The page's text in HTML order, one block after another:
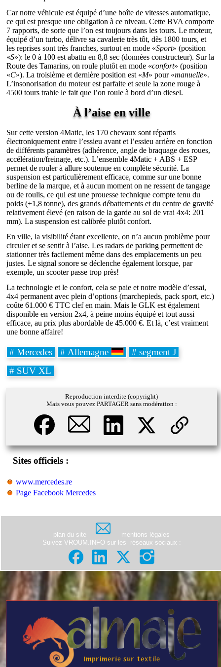
Car notre véhicule est équipé d’une boîte de vitesses automatique,
ce qui est presque une obligation à ce niveau. Cette BVA comporte
7 rapports, de sorte que l’on est toujours dans les tours. Le moteur,
équipé d’un turbo, délivre sa cavalerie très tôt, dès 1800 tours, et
les reprises sont très franches, surtout en mode «Sport» (position
«S»): le 0 à 100 est abattu en 8,8 sec (données constructeur). Sur la
Route des Tamarins, on roule plutôt en mode «confort» (position
«C»). La troisième et dernière position est «M» pour «manuelle».
L’insonorisation du moteur est parfaite et seule la zone rouge à
4500 tours trahie le fait que l’on roule à bord d’un diesel.
À l’aise en ville
Sur cette version 4Matic, les 170 chevaux sont répartis
électroniquement entre l’essieu avant et l’essieu arrière en fonction
de différents paramètres (adhérence, angle de braquage des roues,
accélération/freinage, etc.). L’ensemble 4Matic + ABS + ESP
permet de rouler à allure soutenue en complète sécurité. La
suspension est particulièrement efficace, comme sur une bonne
berline de la marque, et à aucun moment on ne ressent de tangage
ou de roulis, ce qui est une prouesse technique compte tenu du
poids (+1,8 tonne), des grands débattements et du centre de gravité
relativement élevé (en raison de la garde au sol de vrai 4x4: 201
mm). La suspension est calibrée plutôt confort.
En ville, la visibilité étant excellente, on n’a aucun problème pour
circuler et se sentir à l’aise. Les radars de parking permettent de
stationner très facilement même dans des emplacements un peu
justes. Le signal sonore se déclenche également lorsque, par
exemple, un scooter passe trop près!
La technologie et le confort, cela se paie et notre modèle d’essai,
4x4 permanent avec plein d’options (marchepieds, pack sport, etc.)
coûte 61.000 € TTC clef en main. Mais le GLK est également
disponible en version 2x4, à peine moins équipé et tout aussi
efficace, au prix plus abordable de 45.000 €. Et là, c’est vraiment
une bonne affaire!
# Mercedes # Allemagne
# segment J
# SUV XL
Reproduction interdite (copyright)
Mais vous pouvez PARTAGER sans modération :
Sites officiels :
www.mercedes.re
Page Facebook Mercedes
plan du site
mentions légales
Suivez VROUM.INFO sur les
réseaux sociaux :